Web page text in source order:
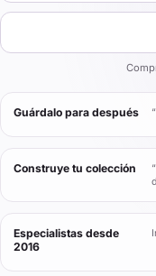
Guárdalo para después
Construye tu colección
Especialistas desde
2016